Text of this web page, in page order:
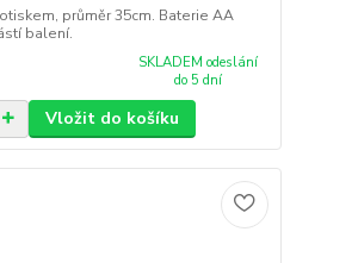
průměr 35cm. Baterie AA
balení.
SKLADEM odeslání
do 5 dní
Vložit do košíku